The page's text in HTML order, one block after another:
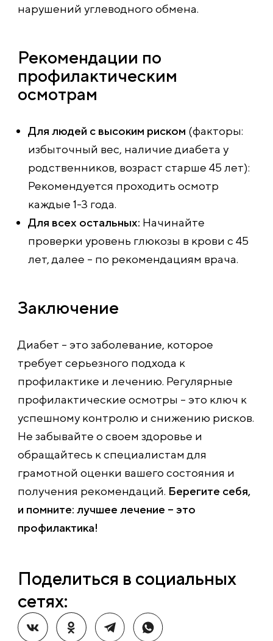
нарушений углеводного обмена.
Рекомендации по
профилактическим
осмотрам
Для людей с высоким риском (факторы:
избыточный вес, наличие диабета у
родственников, возраст старше 45 лет):
Рекомендуется проходить осмотр
каждые 1-3 года.
Для всех остальных: Начинайте
проверки уровень глюкозы в крови с 45
лет, далее – по рекомендациям врача.
Заключение
Диабет – это заболевание, которое
требует серьезного подхода к
профилактике и лечению. Регулярные
профилактические осмотры – это ключ к
успешному контролю и снижению рисков.
Не забывайте о своем здоровье и
обращайтесь к специалистам для
грамотной оценки вашего состояния и
получения рекомендаций. Берегите себя,
и помните: лучшее лечение – это
профилактика!
Поделиться в социальных
сетях: